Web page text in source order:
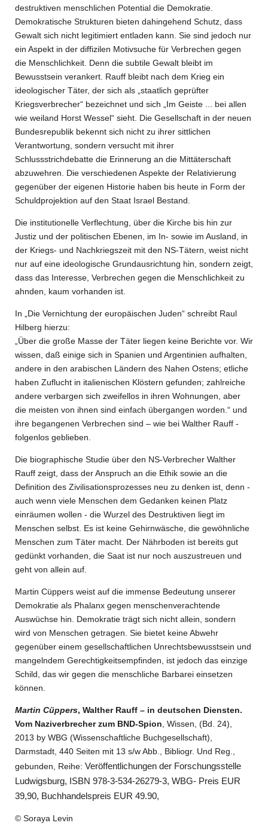
destruktiven menschlichen Potential die Demokratie.
Demokratische Strukturen bieten dahingehend Schutz, dass
Gewalt sich nicht legitimiert entladen kann. Sie sind jedoch nur
ein Aspekt in der diffizilen Motivsuche für Verbrechen gegen
die Menschlichkeit. Denn die subtile Gewalt bleibt im
Bewusstsein verankert. Rauff bleibt nach dem Krieg ein
ideologischer Täter, der sich als „staatlich geprüfter
Kriegsverbrecher“ bezeichnet und sich „Im Geiste ... bei allen
wie weiland Horst Wessel“ sieht. Die Gesellschaft in der neuen
Bundesrepublik bekennt sich nicht zu ihrer sittlichen
Verantwortung, sondern versucht mit ihrer
Schlussstrichdebatte die Erinnerung an die Mittäterschaft
abzuwehren. Die verschiedenen Aspekte der Relativierung
gegenüber der eigenen Historie haben bis heute in Form der
Schuldprojektion auf den Staat Israel Bestand.
Die institutionelle Verflechtung, über die Kirche bis hin zur
Justiz und der politischen Ebenen, im In- sowie im Ausland, in
der Kriegs- und Nachkriegszeit mit den NS-Tätern, weist nicht
nur auf eine ideologische Grundausrichtung hin, sondern zeigt,
dass das Interesse, Verbrechen gegen die Menschlichkeit zu
ahnden, kaum vorhanden ist.
In „Die Vernichtung der europäischen Juden“ schreibt Raul
Hilberg hierzu:
„Über die große Masse der Täter liegen keine Berichte vor. Wir
wissen, daß einige sich in Spanien und Argentinien aufhalten,
andere in den arabischen Ländern des Nahen Ostens; etliche
haben Zuflucht in italienischen Klöstern gefunden; zahlreiche
andere verbargen sich zweifellos in ihren Wohnungen, aber
die meisten von ihnen sind einfach übergangen worden.“ und
ihre begangenen Verbrechen sind – wie bei Walther Rauff -
folgenlos geblieben.
Die biographische Studie über den NS-Verbrecher Walther
Rauff zeigt, dass der Anspruch an die Ethik sowie an die
Definition des Zivilisationsprozesses neu zu denken ist, denn -
auch wenn viele Menschen dem Gedanken keinen Platz
einräumen wollen - die Wurzel des Destruktiven liegt im
Menschen selbst. Es ist keine Gehirnwäsche, die gewöhnliche
Menschen zum Täter macht. Der Nährboden ist bereits gut
gedünkt vorhanden, die Saat ist nur noch auszustreuen und
geht von allein auf.
Martin Cüppers weist auf die immense Bedeutung unserer
Demokratie als Phalanx gegen menschenverachtende
Auswüchse hin. Demokratie trägt sich nicht allein, sondern
wird von Menschen getragen. Sie bietet keine Abwehr
gegenüber einem gesellschaftlichen Unrechtsbewusstsein und
mangelndem Gerechtigkeitsempfinden, ist jedoch das einzige
Schild, das wir gegen die menschliche Barbarei einsetzen
können.
Martin Cüppers, Walther Rauff – in deutschen Diensten.
Vom Naziverbrecher zum BND-Spion , Wissen, (Bd. 24),
2013 by WBG (Wissenschaftliche Buchgesellschaft),
Darmstadt, 440 Seiten mit 13 s/w Abb., Bibliogr. Und Reg.,
gebunden, Reihe: Veröffentlichungen der Forschungsstelle
Ludwigsburg, ISBN 978-3-534-26279-3, WBG- Preis EUR
39,90, Buchhandelspreis EUR 49.90,
© Soraya Levin